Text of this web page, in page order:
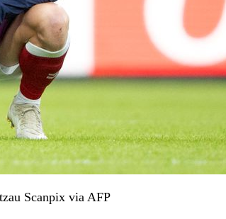
Scanpix via AFP